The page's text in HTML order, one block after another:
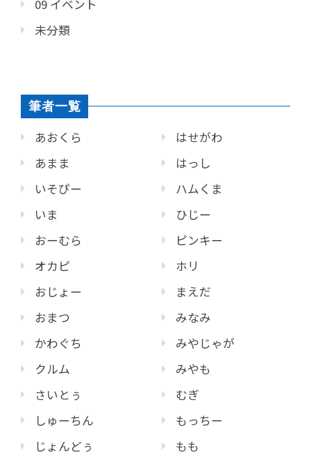
09 イベント
未分類
筆者一覧
あおくら
あまま
いそぴー
いま
おーむら
オカピ
おじょー
おまつ
かわぐち
クルム
さいとぅ
しゅーちん
じょんどぅ
はせがわ
はっし
ハムくま
ひじー
ピンキー
ホリ
まえだ
みなみ
みやじゃが
みやも
むぎ
もっちー
もも